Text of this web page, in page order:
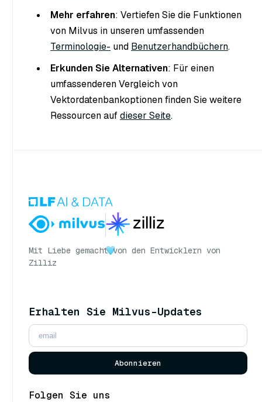
Mehr erfahren: Vertiefen Sie die Funktionen
von Milvus in unseren umfassenden
Terminologie- und Benutzerhandbüchern.
Erkunden Sie Alternativen: Für einen
umfassenderen Vergleich von
Vektordatenbankoptionen finden Sie weitere
Ressourcen aufdieser Seite.
Mit Liebe gemacht von den Entwicklern von
Zilliz
Erhalten Sie Milvus-Updates
Abonnieren
Folgen Sie uns